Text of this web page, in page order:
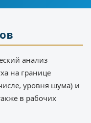
анализ
на границе
уровня шума) и
в рабочих